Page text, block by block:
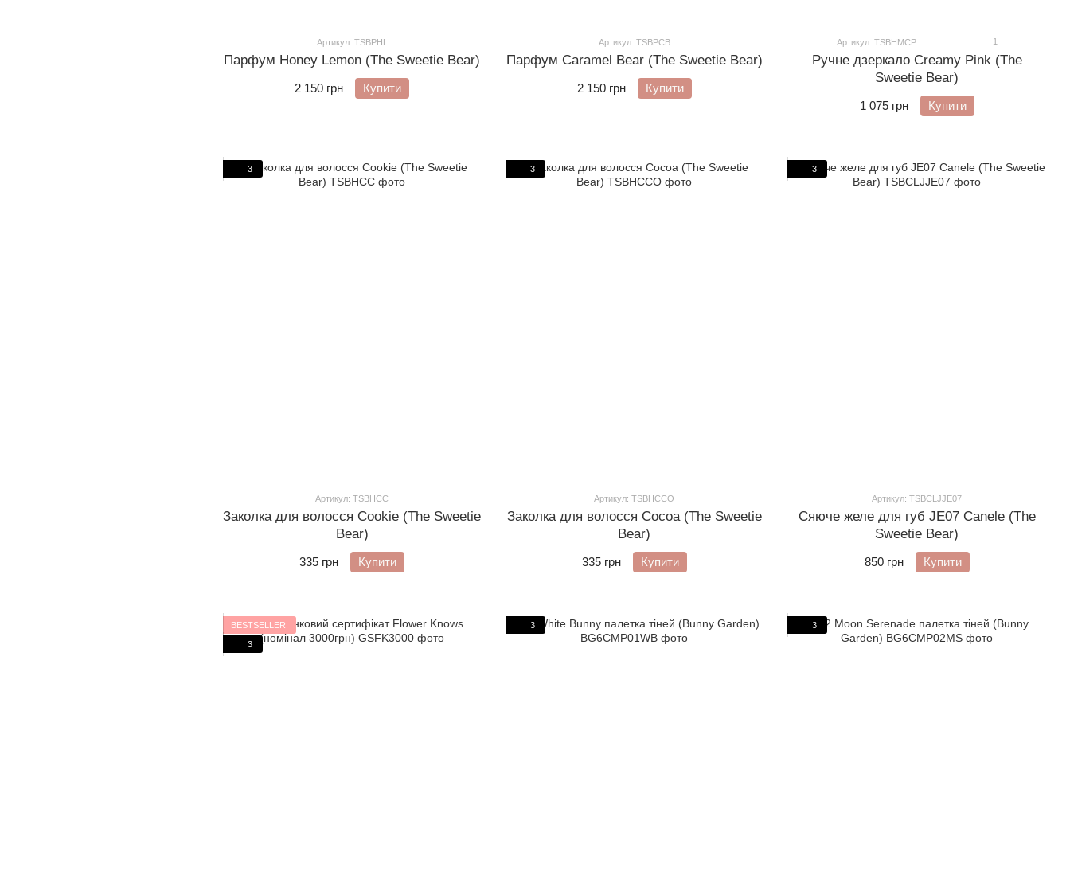
Артикул: TSBPHL
Парфум Honey Lemon (The Sweetie Bear)
2 150 грн Купити
Артикул: TSBPCB
Парфум Caramel Bear (The Sweetie Bear)
2 150 грн Купити
Артикул: TSBHMCP 1
Ручне дзеркало Creamy Pink (The
Sweetie Bear)
1 075 грн Купити
3
Артикул: TSBHCC
Заколка для волосся Cookie (The Sweetie
Bear)
335 грн Купити
3
Артикул: TSBHCCO
Заколка для волосся Cocoa (The Sweetie
Bear)
335 грн Купити
3
Артикул: TSBCLJJE07
Сяюче желе для губ JE07 Canele (The
Sweetie Bear)
850 грн Купити
BESTSELLER
3
3 3